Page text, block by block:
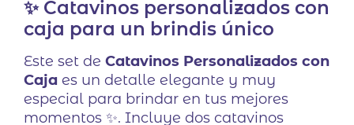
✨ Catavinos personalizados con
caja para un brindis único
Este set de Catavinos Personalizados con
Caja es un detalle elegante y muy
especial para brindar en tus mejores
momentos ✨. Incluye dos catavinos